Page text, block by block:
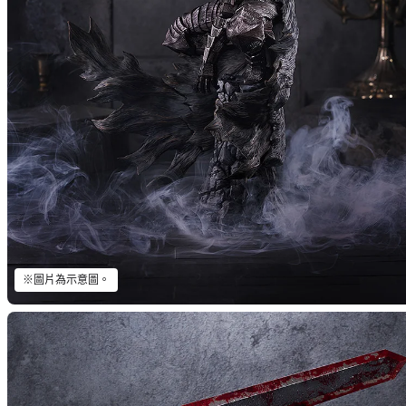
※圖片為示意圖。